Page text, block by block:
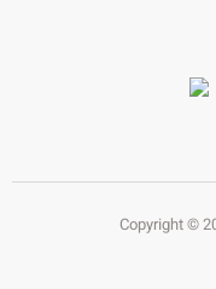
Copyright ©